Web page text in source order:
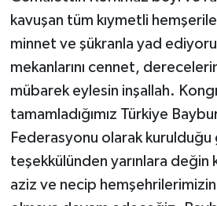
kavuşan tüm kıymetli
minnet ve şükranla yad
mekanlarını cennet,
mübarek eylesin inşallah.
tamamladığımız Türkiye
Federasyonu olarak kurulduğu
teşekkülünden yarınlara değin
aziz ve necip